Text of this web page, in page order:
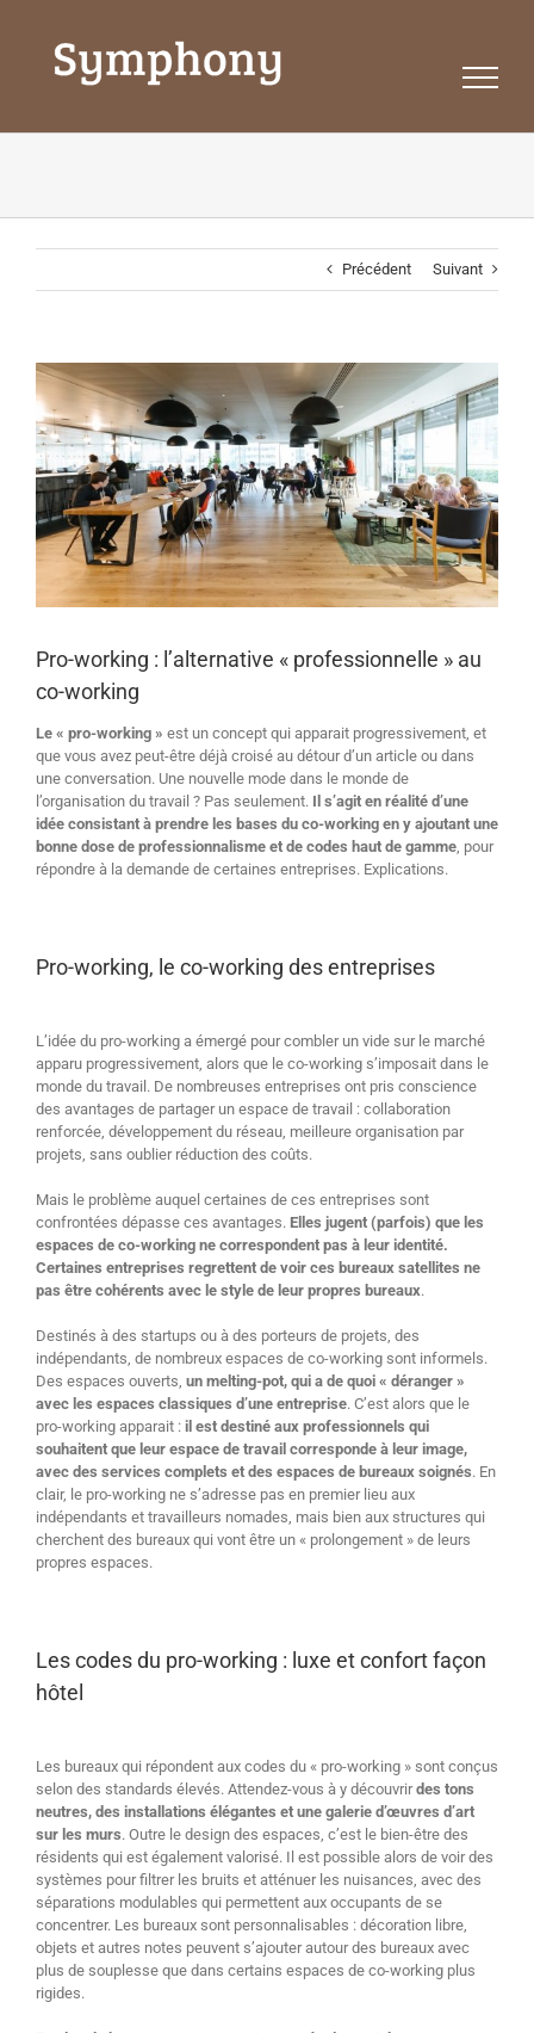
Précédent Suivant
Pro-working : l’alternative « professionnelle » au
co-working
Le « pro-working » est un concept qui apparait progressivement, et
que vous avez peut-être déjà croisé au détour d’un article ou dans
une conversation. Une nouvelle mode dans le monde de
l’organisation du travail ? Pas seulement. Il s’agit en réalité d’une
idée consistant à prendre les bases du co-working en y ajoutant une
bonne dose de professionnalisme et de codes haut de gamme, pour
répondre à la demande de certaines entreprises. Explications.
Pro-working, le co-working des entreprises
L’idée du pro-working a émergé pour combler un vide sur le marché
apparu progressivement, alors que le co-working s’imposait dans le
monde du travail. De nombreuses entreprises ont pris conscience
des avantages de partager un espace de travail : collaboration
renforcée, développement du réseau, meilleure organisation par
projets, sans oublier réduction des coûts.
Mais le problème auquel certaines de ces entreprises sont
confrontées dépasse ces avantages. Elles jugent (parfois) que les
espaces de co-working ne correspondent pas à leur identité.
Certaines entreprises regrettent de voir ces bureaux satellites ne
pas être cohérents avec le style de leur propres bureaux.
Destinés à des startups ou à des porteurs de projets, des
indépendants, de nombreux espaces de co-working sont informels.
Des espaces ouverts, un melting-pot, qui a de quoi « déranger »
avec les espaces classiques d’une entreprise. C’est alors que le
pro-working apparait : il est destiné aux professionnels qui
souhaitent que leur espace de travail corresponde à leur image,
avec des services complets et des espaces de bureaux soignés. En
clair, le pro-working ne s’adresse pas en premier lieu aux
indépendants et travailleurs nomades, mais bien aux structures qui
cherchent des bureaux qui vont être un « prolongement » de leurs
propres espaces.
Les codes du pro-working : luxe et confort façon
hôtel
Les bureaux qui répondent aux codes du « pro-working » sont conçus
selon des standards élevés. Attendez-vous à y découvrirdes tons
neutres, des installations élégantes et une galerie d’œuvres d’art
sur les murs. Outre le design des espaces, c’est le bien-être des
résidents qui est également valorisé. Il est possible alors de voir des
systèmes pour filtrer les bruits et atténuer les nuisances, avec des
séparations modulables qui permettent aux occupants de se
concentrer. Les bureaux sont personnalisables : décoration libre,
objets et autres notes peuvent s’ajouter autour des bureaux avec
plus de souplesse que dans certains espaces de co-working plus
rigides.